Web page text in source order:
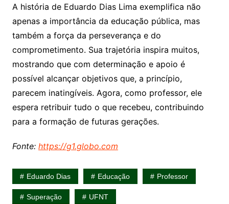
A história de Eduardo Dias Lima exemplifica não
apenas a importância da educação pública, mas
também a força da perseverança e do
comprometimento. Sua trajetória inspira muitos,
mostrando que com determinação e apoio é
possível alcançar objetivos que, a princípio,
parecem inatingíveis. Agora, como professor, ele
espera retribuir tudo o que recebeu, contribuindo
para a formação de futuras gerações.
Fonte: https://g1.globo.com
Eduardo Dias Educação Professor
Superação UFNT